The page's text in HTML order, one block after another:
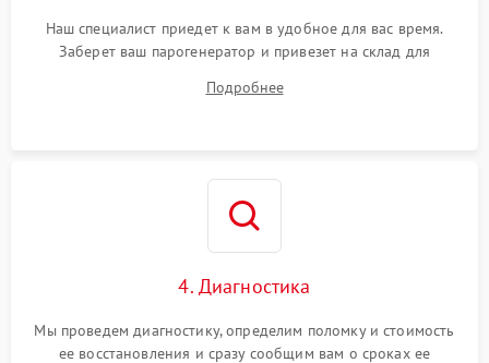
Наш специалист приедет к вам в удобное для вас время.
Заберет ваш парогенератор и привезет на склад для
Подробнее
4. Диагностика
Мы проведем диагностику, определим поломку и стоимость
ее восстановления и сразу сообщим вам о сроках ее